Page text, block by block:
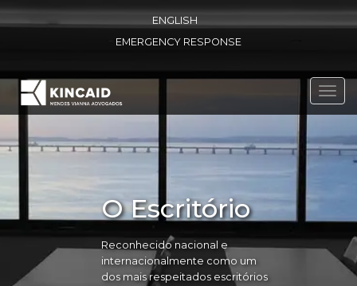
ENGLISH
EMERGENCY RESPONSE
O Escritório
Reconhecido nacional e
internacionalmente como um
dos mais respeitados escritórios